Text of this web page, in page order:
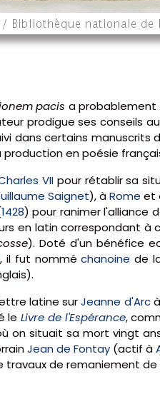
pacis a probablement
prodigue ses conseils
dans certains
en poésie
VIIpour rétablir sa
Saignet), àRome et
1428) pour ranimer l'alliance
en latin correspondant à
). Doté d'un bénéfice
, il fut nomméchanoine de
latine surJeanne d'Arcà
leLivre de l'Espérance,
on situait sa mort vingt
Jean de Fontay(actif à
travaux de remaniement